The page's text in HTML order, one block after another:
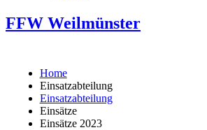
FFW Weilmünster
Home
Einsatzabteilung
Einsatzabteilung
Einsätze
Einsätze 2023